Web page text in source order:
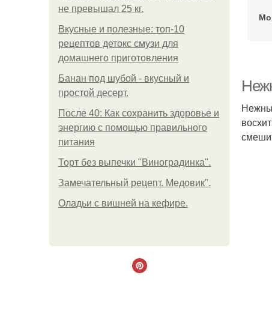
не превышал 25 кг.
Вкусные и полезные: топ-10
рецептов детокс смузи для
домашнего приготовления
Банан под шубой - вкусный и
простой десерт.
После 40: Как сохранить здоровье и
энергию с помощью правильного
питания
Торт без выпечки "Виноградинка".
Замечательный рецепт. Медовик".
Оладьи с вишней на кефире.